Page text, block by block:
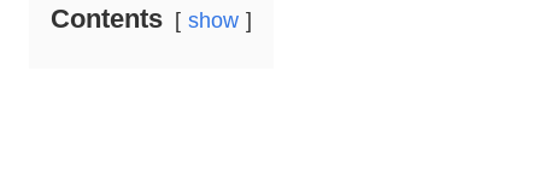
Contents show